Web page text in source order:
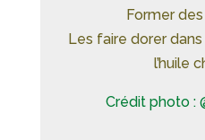
Former
Les faire dorer
l’huile
Crédit photo :